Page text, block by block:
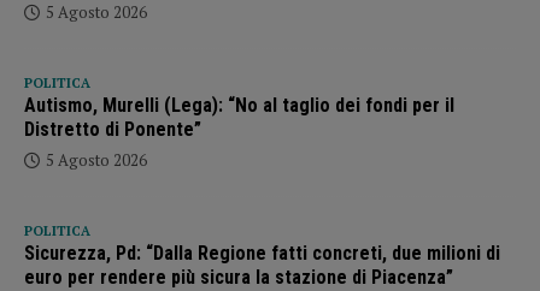
5 Agosto 2026
POLITICA
Autismo, Murelli (Lega): “No al taglio dei fondi per il
Distretto di Ponente”
5 Agosto 2026
POLITICA
Sicurezza, Pd: “Dalla Regione fatti concreti, due milioni di
euro per rendere più sicura la stazione di Piacenza”